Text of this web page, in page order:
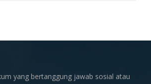
yang bertanggung jawab sosial atau